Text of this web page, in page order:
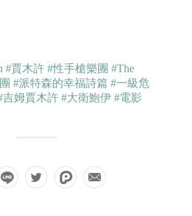
#賈木許 #性手槍樂團 #The
#派特森的幸福詩篇 #一級危
吉姆賈木許 #大衛鮑伊 #電影